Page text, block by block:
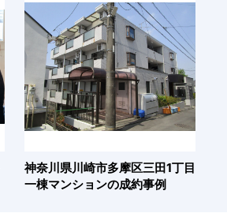
神奈川県川崎市多摩区三田1丁目
一棟マンションの成約事例